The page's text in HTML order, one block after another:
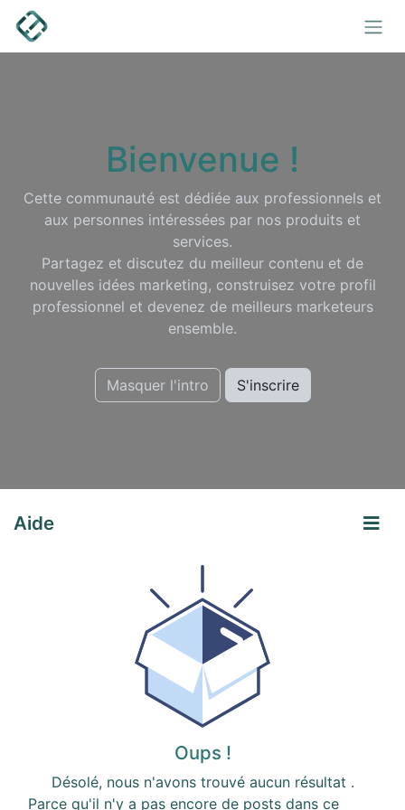
Se rendre au contenu
Bienvenue !
Cette communauté est dédiée aux professionnels et
aux personnes intéressées par nos produits et
services.
Partagez et discutez du meilleur contenu et de
nouvelles idées marketing, construisez votre profil
professionnel et devenez de meilleurs marketeurs
ensemble.
Masquer l'intro S'inscrire
Aide
Oups !
Désolé, nous n'avons trouvé aucun résultat .
Parce qu'il n'y a pas encore de posts dans ce